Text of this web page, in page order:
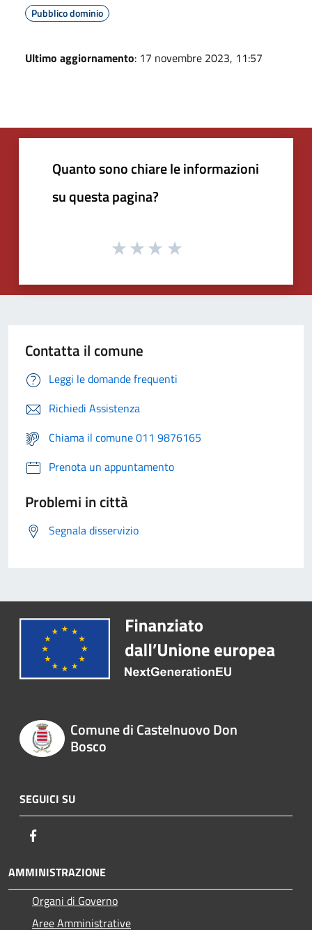
Pubblico dominio
Ultimo aggiornamento: 17 novembre 2023, 11:57
Quanto sono chiare le informazioni
su questa pagina?
Contatta il comune
Leggi le domande frequenti
Richiedi Assistenza
Chiama il comune 011 9876165
Prenota un appuntamento
Problemi in città
Segnala disservizio
Comune di Castelnuovo Don
Bosco
SEGUICI SU
AMMINISTRAZIONE
Organi di Governo
Aree Amministrative